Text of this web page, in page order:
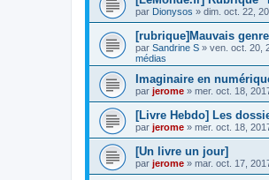
par Dionysos » dim. oct. 22,
[rubrique]Mauvais
par Sandrine S » ven. oct. 20,
médias
Imaginaire en
par jerome » mer. oct. 18,
[Livre Hebdo] Les
par jerome » mer. oct. 18,
[Un livre un jour]
par jerome » mar. oct. 17,